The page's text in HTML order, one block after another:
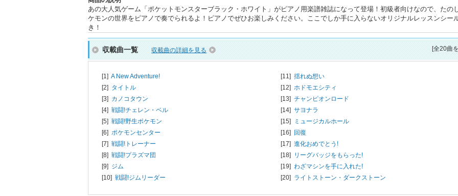
あの大人気ゲーム「ポケットモンスターブラック・ホワイト」がピアノ用楽譜雑誌になって登場！初級者向けなので、たの
ケモンの世界をピアノで奏でられるよ！ピアノでぜひお楽しみください。ここでしか手に入らないオリジナルレッスンシー
き！
収載曲一覧 収載曲の詳細を見る [全20曲
[1] A New Adventure!
[2] タイトル
[3] カノコタウン
[4] 戦闘!チェレン・ベル
[5] 戦闘!野生ポケモン
[6] ポケモンセンター
[7] 戦闘!トレーナー
[8] 戦闘!プラズマ団
[9] ジム
[10] 戦闘!ジムリーダー
[11] 揺れぬ想い
[12] ホドモエシティ
[13] チャンピオンロード
[14] サヨナラ
[15]
ミュージカルホール
[16] 回復
[17] 進化おめでとう!
[18] リーグバッジをもらった!
[19] わざマシンを手に入れた!
[20] ライトストーン・ダークストーン